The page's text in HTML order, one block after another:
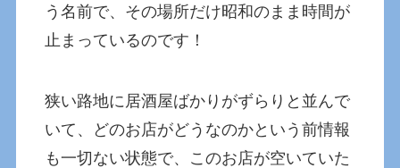
う名前で、その場所だけ昭和のまま時間が
止まっているのです！
狭い路地に居酒屋ばかりがずらりと並んで
いて、どのお店がどうなのかという前情報
も一切ない状態で、このお店が空いていた